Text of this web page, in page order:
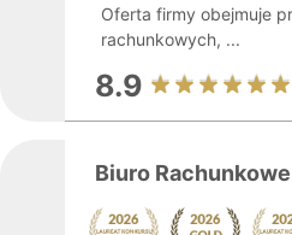
Oferta firmy obejmuje
rachunkowych, ...
8.9
Biuro